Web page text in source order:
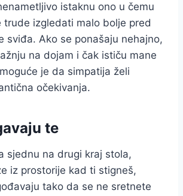
istaknu ono u čemu
trude izgledati malo bolje pred
sviđa. Ako se ponašaju nehajno,
na dojam i čak ističu mane
je da simpatija želi
očekivanja.
te
sjednu na drugi kraj stola,
iz prostorije kad ti stigneš,
tako da se ne sretnete